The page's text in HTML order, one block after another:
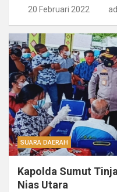
20 Februari 2022
SUARA DAERAH
Kapolda Sumut
Nias Utara